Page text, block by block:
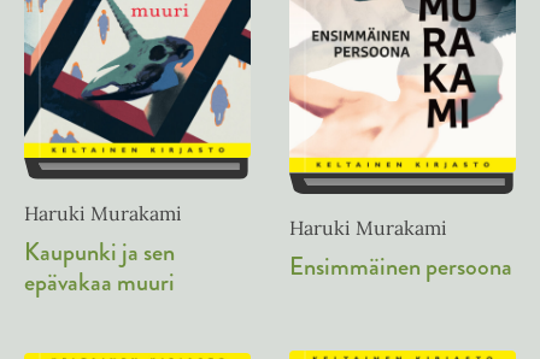
Haruki Murakami
Kaupunki ja sen
epävakaa muuri
Haruki Murakami
Ensimmäinen persoona